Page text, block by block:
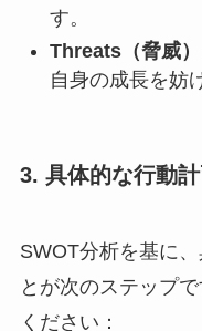
す。
Threats（脅威）
自身の成長を妨
3. 具体的な行動
SWOT分析を基に
とが次のステップ
ください：